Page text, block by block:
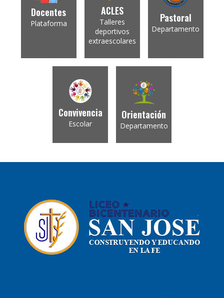
Docentes
Plataforma
ACLES
Talleres
deportivos
extraescolares
Pastoral
Departamento
Convivencia
Escolar
Orientación
Departamento